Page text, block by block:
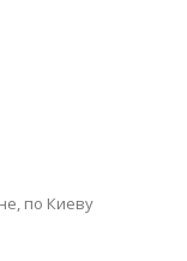
по Киеву